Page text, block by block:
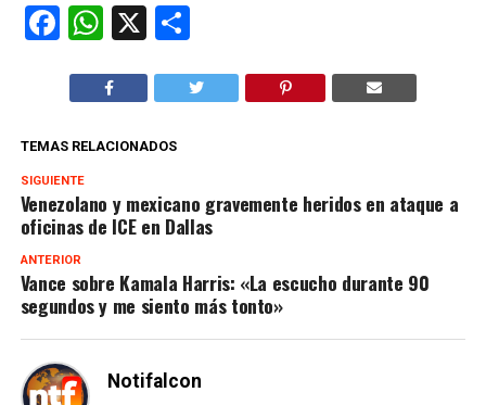
Facebook
WhatsApp
X Compartir
TEMAS RELACIONADOS
SIGUIENTE
Venezolano y mexicano gravemente heridos en ataque a
oficinas de ICE en Dallas
ANTERIOR
Vance sobre Kamala Harris: «La escucho durante 90
segundos y me siento más tonto»
Notifalcon